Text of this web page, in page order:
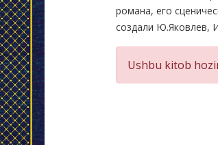
романа, его
создали Ю.Яковлев,
Ushbu kitob